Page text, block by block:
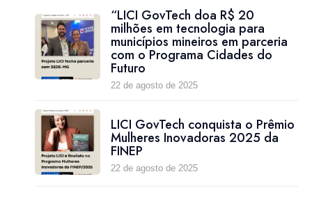
“LICI GovTech doa R$ 20
milhões em tecnologia para
municípios mineiros em parceria
com o Programa Cidades do
Futuro
22 de agosto de 2025
LICI GovTech conquista o Prêmio
Mulheres Inovadoras 2025 da
FINEP
22 de agosto de 2025